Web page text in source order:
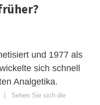
und 1977 als
sich schnell
Analgetika.
| Sehen Sie sich die